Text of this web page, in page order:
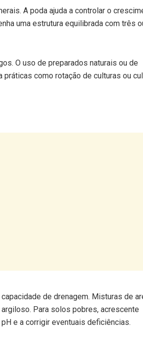
O uso de preparados naturais ou de
Para solos pobres, acrescente